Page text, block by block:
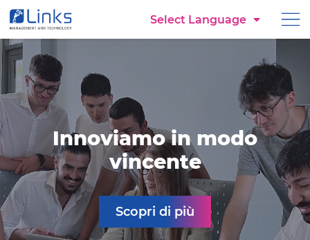
Torna alla homepage
Vai al menu di navigazione
Vai ai contenuti
Vai al footer
Select Language
Home
Innoviamo in modo
vincente
Scopri di più